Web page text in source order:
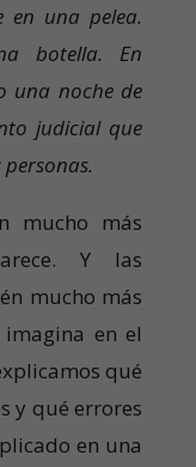
en una pelea.
botella. En
una noche de
judicial que
mucho más
Y las
mucho más
en el
qué
y qué errores
en una